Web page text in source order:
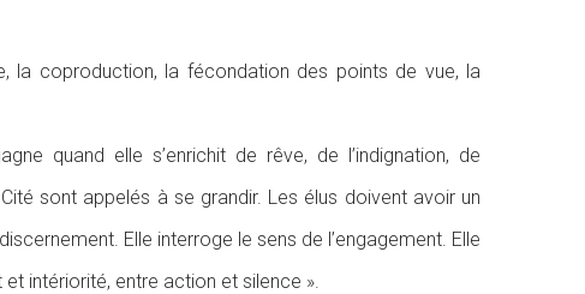
la coproduction, la fécondation des points de vue, la
quand elle s’enrichit de rêve, de l’indignation, de
sont appelés à se grandir. Les élus doivent avoir un
Elle interroge le sens de l’engagement. Elle
intériorité, entre action et silence ».